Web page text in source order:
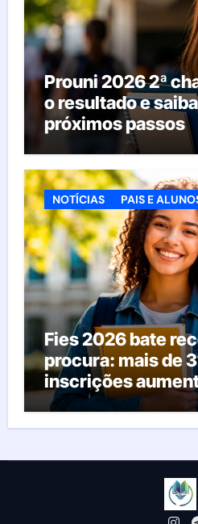
Prouni 2026 2ª
o resultado e
próximos passos
NOTÍCIAS PAIS E
Fies 2026 bate
procura: mais de
inscrições
pelas vagas; veja
agora